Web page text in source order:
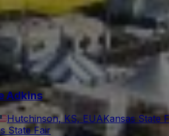
Adkins
Hutchinson, KS, EUAKansas State
State Fair